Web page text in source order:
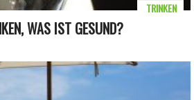
WAS IST GESUND?
TRINKEN